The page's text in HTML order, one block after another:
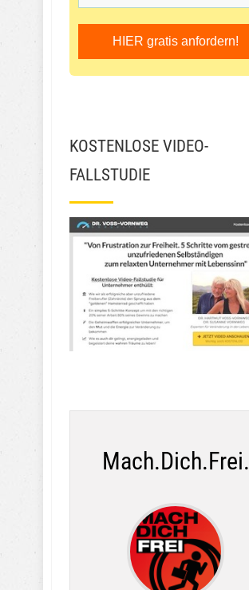
HIER gratis anfordern!
KOSTENLOSE VIDEO-
FALLSTUDIE
Mach.Dich.Frei.